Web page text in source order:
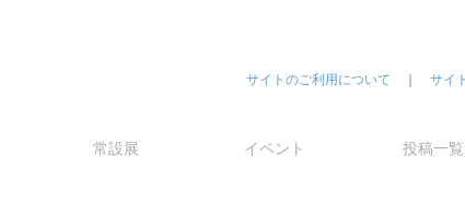
サイトのご利用について サイ
常設展 イベント 投稿一覧